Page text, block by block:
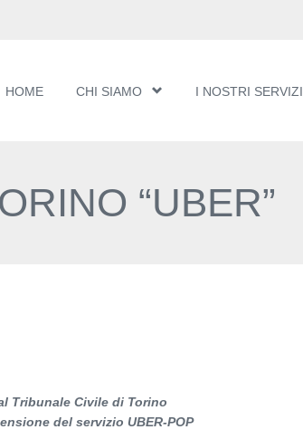
HOME CHI SIAMO I NOSTRI SERVIZI
“UBER”
Tribunale Civile di Torino
del servizio UBER-POP